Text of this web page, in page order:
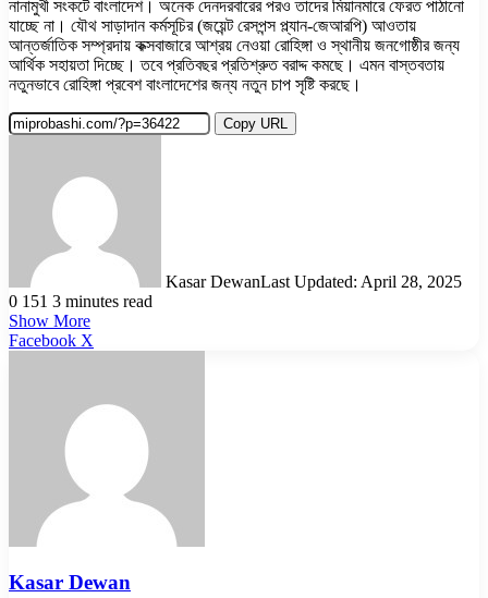
নানামুখী সংকটে বাংলাদেশ। অনেক দেনদরবারের পরও তাদের মিয়ানমারে ফেরত পাঠানো
যাচ্ছে না। যৌথ সাড়াদান কর্মসূচির (জয়েন্ট রেসপন্স প্ল্যান-জেআরপি) আওতায়
আন্তর্জাতিক সম্প্রদায় কক্সবাজারে আশ্রয় নেওয়া রোহিঙ্গা ও স্থানীয় জনগোষ্ঠীর জন্য
আর্থিক সহায়তা দিচ্ছে। তবে প্রতিবছর প্রতিশ্রুত বরাদ্দ কমছে। এমন বাস্তবতায়
নতুনভাবে রোহিঙ্গা প্রবেশ বাংলাদেশের জন্য নতুন চাপ সৃষ্টি করছে।
Copy URL
Kasar DewanLast Updated: April 28, 2025
0 151 3 minutes read
Show More
Facebook X
Kasar Dewan